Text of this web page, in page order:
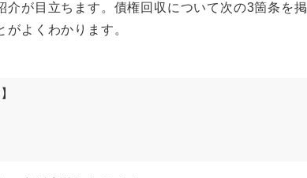
が目立ちます。債権回収について次の3箇条を掲
よくわかります。